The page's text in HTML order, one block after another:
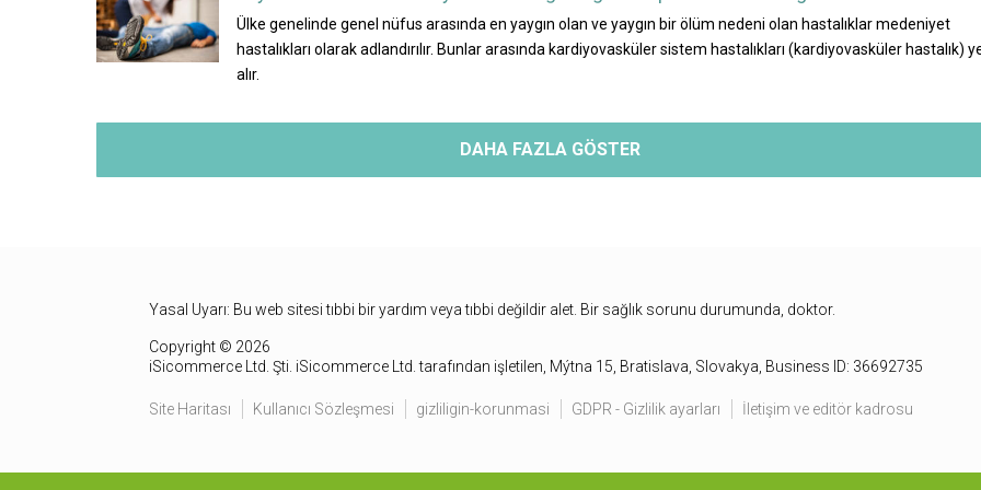
Ülke genelinde genel nüfus arasında en yaygın olan ve yaygın bir ölüm nedeni olan hastalıklar medeniyet
hastalıkları olarak adlandırılır. Bunlar arasında kardiyovasküler sistem hastalıkları (kardiyovasküler hastalık)
alır.
DAHA FAZLA GÖSTER
Yasal Uyarı: Bu web sitesi tıbbi bir yardım veya tıbbi değildir alet. Bir sağlık sorunu durumunda, doktor.
Copyright © 2026
iSicommerce Ltd. Şti. iSicommerce Ltd. tarafından işletilen, Mýtna 15, Bratislava, Slovakya, Business ID: 36692735
Site Haritası Kullanıcı Sözleşmesi gizliligin-korunmasi GDPR - Gizlilik ayarları İletişim ve editör kadrosu